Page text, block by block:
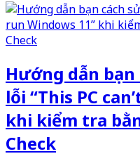
Hướng dẫn bạn
lỗi “This PC
khi kiểm tra
Check